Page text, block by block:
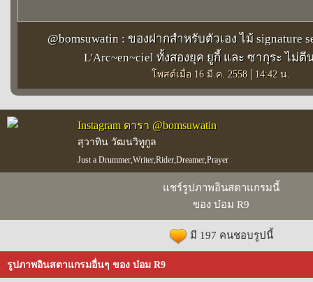
@bomsuwatin : ของฝากสำหรับตัวเอง ไม้ signature
L'Arc~en~ciel ทั้งสองยุค ยูกี้ และ ซากุระ ไม่ตี
โพสต์เมื่อ 16 มี.ค. 2558 | 14:42 น.
Instagram ดารา @bomsuwatin
สุวาทิน วัฒนวิทูกูล
Just a Drummer,Writer,Rider,Dreamer,Prayer
แชร์รูปภาพอินสตาแกรมนี้
ของ บ๋อม R9
มี 197 คนชอบรูปนี้
รูปภาพอินสตาแกรมอื่นๆ ของ บ๋อม R9